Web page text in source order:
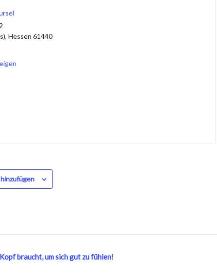
, Hessen 61440
braucht, um sich gut zu fühlen!